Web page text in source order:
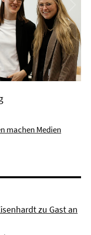
machen Medien
zu Gast an